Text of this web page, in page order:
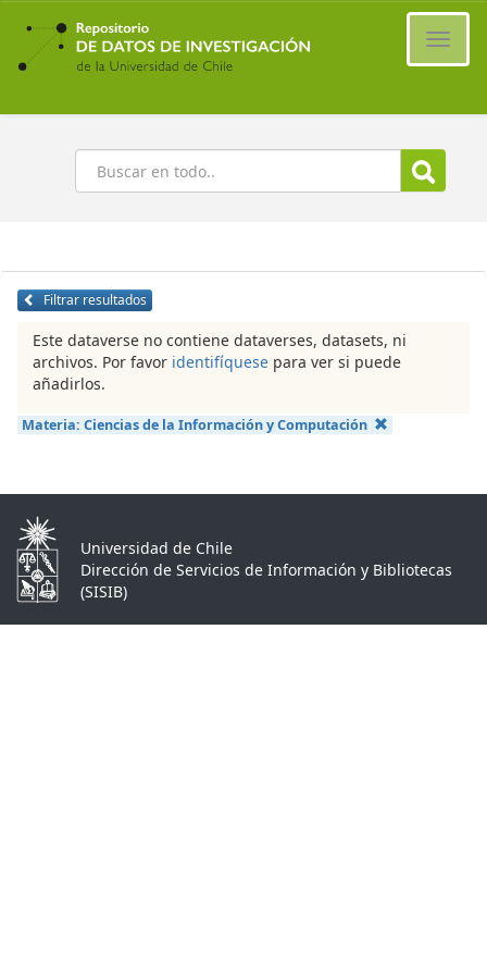
Ir
contenido
principal
Buscar
Filtrar resultados
Este dataverse no contiene dataverses, datasets, ni
archivos. Por favor identifíquese para ver si puede
añadirlos.
Materia: Ciencias de la Información y Computación
Universidad de Chile
Dirección de Servicios de Información y Bibliotecas
(SISIB)